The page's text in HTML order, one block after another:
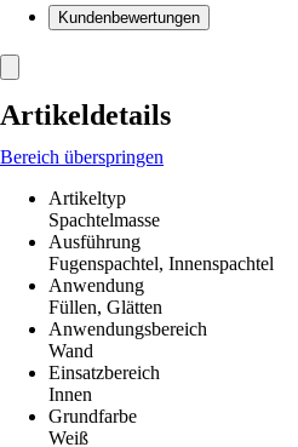
Kundenbewertungen
Artikeldetails
Bereich überspringen
Artikeltyp
Spachtelmasse
Ausführung
Fugenspachtel, Innenspachtel
Anwendung
Füllen, Glätten
Anwendungsbereich
Wand
Einsatzbereich
Innen
Grundfarbe
Weiß